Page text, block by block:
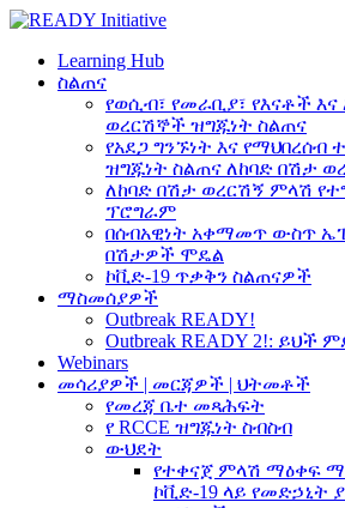
Learning Hub
ስልጠና
የወሲብ፣ የመራቢያ፣ የእናቶች
ወረርሽኞች ዝግጁነት ስልጠና
የአደጋ ግንኙነት እና የማህበረሰብ
ዝግጁነት ስልጠና ለከባድ በሽታ
ለከባድ በሽታ ወረርሽኝ ምላሽ
ፕሮግራም
በሰብአዊነት አቀማመጥ ውስጥ
በሽታዎች ሞዴል
ኮቪድ-19 ጥቃቅን ስልጠናዎች
ማስመሰያዎች
Outbreak READY!
Outbreak READY 2!: ይህች
Webinars
መሳሪያዎች | መርጃዎች | ህትመቶች
የመረጃ ቤተ መጻሕፍት
የ RCCE ዝግጁነት ስብስብ
ውህደት
የተቀናጀ ምላሽ ማዕቀፍ
ኮቪድ-19 ላይ የመድኃኒት